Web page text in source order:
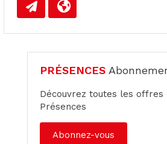
PRÉSENCES
Découvrez toutes les offres
Présences
Abonnez-vous